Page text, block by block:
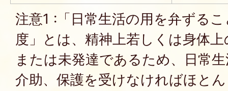
注意1 :「日常生活の用を弁ずる
度」とは、精神上若しくは身体
または未発達であるため、日常
介助、保護を受けなければほと